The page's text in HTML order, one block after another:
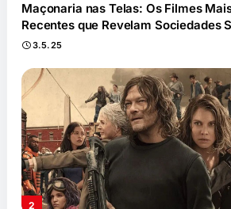
Maçonaria nas Telas: Os Filmes
Recentes que Revelam Sociedades
3.5.25